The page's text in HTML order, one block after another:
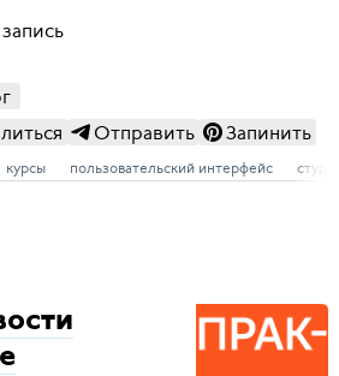
Отправить Запинить
курсы пользовательский интерфейс